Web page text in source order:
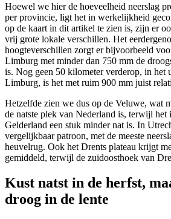
Hoewel we hier de hoeveelheid neerslag
per provincie, ligt het in werkelijkheid
op de kaart in dit artikel te zien is, zijn er
vrij grote lokale verschillen. Het
hoogteverschillen zorgt er bijvoorbeeld
Limburg met minder dan 750 mm de
is. Nog geen 50 kilometer verderop, in het
Limburg, is het met ruim 900 mm juist
Hetzelfde zien we dus op de Veluwe, wat
de natste plek van Nederland is, terwijl het
Gelderland een stuk minder nat is. In
vergelijkbaar patroon, met de meeste
heuvelrug. Ook het Drents plateau krijgt
gemiddeld, terwijl de zuidoosthoek van
Kust natst in de herfst,
droog in de lente